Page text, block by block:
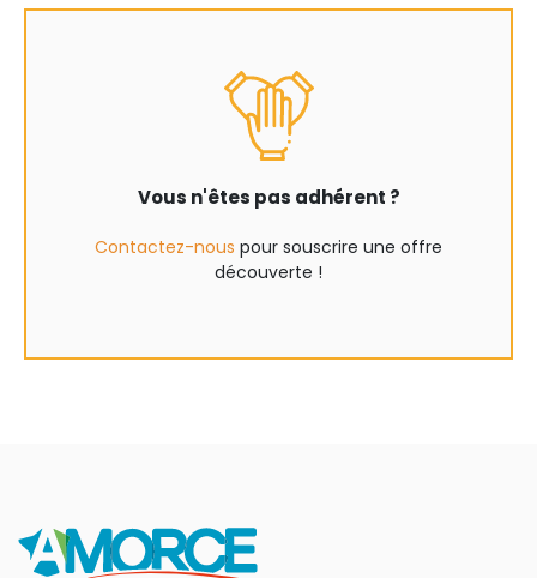
Vous n'êtes pas adhérent ?
Contactez-nous pour souscrire une offre
découverte !